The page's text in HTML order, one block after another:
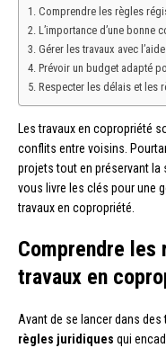
Comprendre les règles
L’importance d’une bonne
Gérer les travaux avec
Prévoir un budget adapté
Respecter les délais et les
Les travaux en copropriété
conflits entre voisins.
projets tout en préservant la
vous livre les clés pour une
travaux en copropriété.
Comprendre
travaux en
Avant de se lancer dans
règles juridiques qui